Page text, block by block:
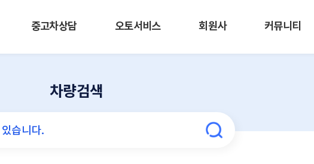
중고차상담 오토서비스 회원사 커뮤니티
차량검색